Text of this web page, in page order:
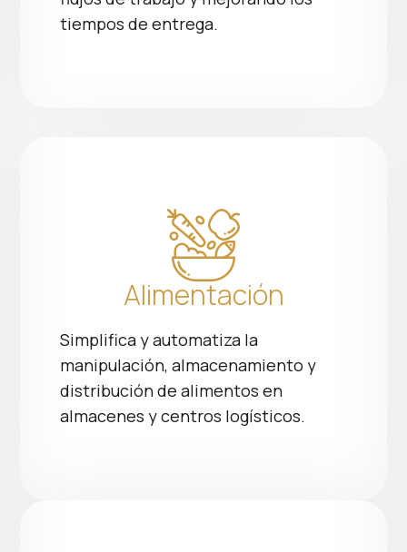
tiempos de entrega.
Alimentación
Simplifica y automatiza la
manipulación, almacenamiento y
distribución de alimentos en
almacenes y centros logísticos.